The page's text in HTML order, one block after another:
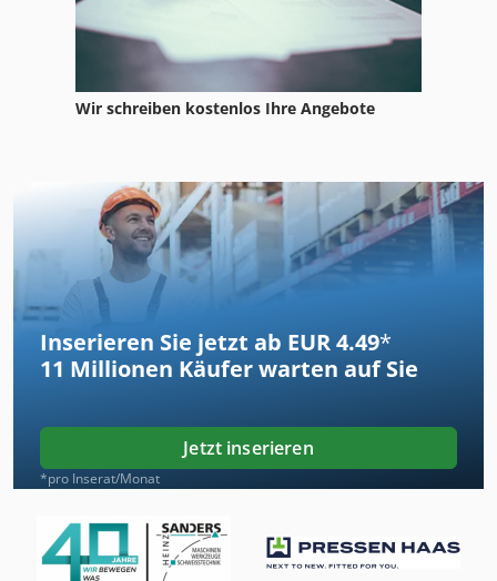
Wir schreiben kostenlos Ihre Angebote
Inserieren Sie jetzt ab EUR 4.49*
11 Millionen Käufer warten auf Sie
Jetzt inserieren
*pro Inserat/Monat